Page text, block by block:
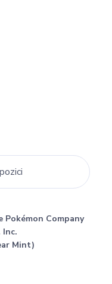
Pokémon Company
Inc.
Mint)